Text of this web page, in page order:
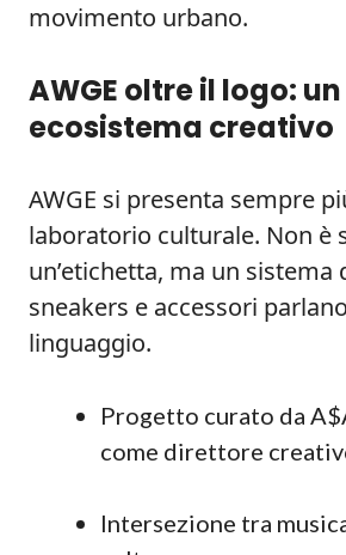
movimento urbano.
AWGE oltre il logo: un
ecosistema creativo
AWGE si presenta sempre
laboratorio culturale. Non è
un’etichetta, ma un sistema
sneakers e accessori
linguaggio.
Progetto curato da
come direttore
Intersezione tra